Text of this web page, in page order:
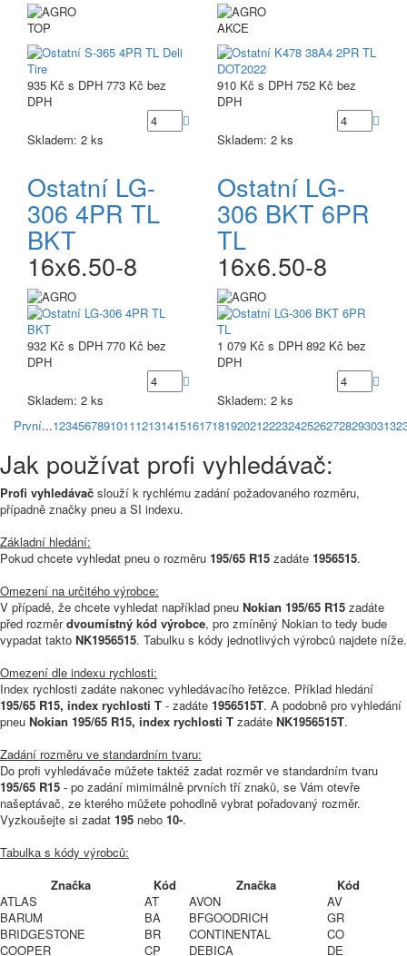
TOP
935 Kč s DPH 773 Kč bez
DPH
Skladem: 2 ks
AKCE
910 Kč s DPH 752 Kč bez
DPH
Skladem: 2 ks
Ostatní LG-
306 4PR TL
BKT
16x6.50-8
932 Kč s DPH 770 Kč bez
DPH
Skladem: 2 ks
Ostatní LG-
306 BKT 6PR
TL
16x6.50-8
1 079 Kč s DPH 892 Kč bez
DPH
Skladem: 2 ks
První...1234567891011121314151617181920212223242526272829303132
Jak používat profi vyhledávač:
Profi vyhledávač slouží k rychlému zadání požadovaného rozměru,
případně značky pneu a SI indexu.
Základní hledání:
Pokud chcete vyhledat pneu o rozměru 195/65 R15 zadáte 1956515.
Omezení na určitého výrobce:
V případě, že chcete vyhledat například pneu Nokian 195/65 R15 zadáte
před rozměrdvoumístný kód výrobce, pro zmíněný Nokian to tedy bude
vypadat takto NK1956515. Tabulku s kódy jednotlivých výrobců najdete níže.
Omezení dle indexu rychlosti:
Index rychlosti zadáte nakonec vyhledávacího řetězce. Příklad hledání
195/65 R15, index rychlosti T - zadáte 1956515T. A podobně pro vyhledání
pneu Nokian 195/65 R15, index rychlosti T zadáte NK1956515T.
Zadání rozměru ve standardním tvaru:
Do profi vyhledávače můžete taktéž zadat rozměr ve standardním tvaru
195/65 R15 - po zadání mimimálně prvních tří znaků, se Vám otevře
našeptávač, ze kterého můžete pohodlně vybrat pořadovaný rozměr.
Vyzkoušejte si zadat 195 nebo 10-.
Tabulka s kódy výrobců:
Značka
Kód Značka
Kód
ATLAS
AT AVON
AV
BARUM
BA BFGOODRICH
GR
BRIDGESTONE
BR CONTINENTAL
CO
COOPER
CP DEBICA
DE